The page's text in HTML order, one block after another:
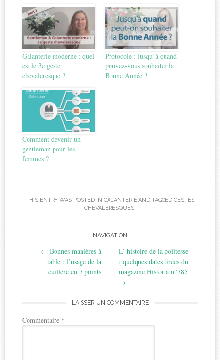
Galanterie moderne : quel
est le 3e geste
chevaleresque ?
Protocole : Jusqu’à quand
pouvez-vous souhaiter la
Bonne Année ?
Comment devenir un
gentleman pour les
femmes ?
THIS ENTRY WAS POSTED IN GALANTERIEAND TAGGED GESTES
CHEVALERESQUES.
navigation
NAVIGATION
← Bonnes manières à
table : l’usage de la
cuillère en 7 points
L’ histoire de la politesse
: quelques dates tirées du
magazine Historia n°785
→
LAISSER UN COMMENTAIRE
Commentaire *